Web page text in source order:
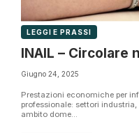
LEGGI E PRASSI
INAIL – Circolare
Giugno 24, 2025
Prestazioni economiche per
professionale: settori
ambito dome...